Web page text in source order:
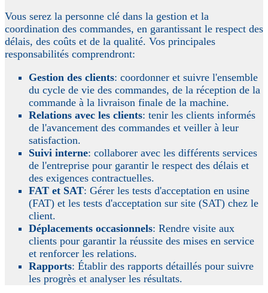
Vous serez la personne clé dans la gestion et la
coordination des commandes, en garantissant le respect des
délais, des coûts et de la qualité. Vos principales
responsabilités comprendront:
Gestion des clients: coordonner et suivre l'ensemble
du cycle de vie des commandes, de la réception de la
commande à la livraison finale de la machine.
Relations avec les clients: tenir les clients informés
de l'avancement des commandes et veiller à leur
satisfaction.
Suivi interne: collaborer avec les différents services
de l'entreprise pour garantir le respect des délais et
des exigences contractuelles.
FAT et SAT: Gérer les tests d'acceptation en usine
(FAT) et les tests d'acceptation sur site (SAT) chez le
client.
Déplacements occasionnels: Rendre visite aux
clients pour garantir la réussite des mises en service
et renforcer les relations.
Rapports: Établir des rapports détaillés pour suivre
les progrès et analyser les résultats.